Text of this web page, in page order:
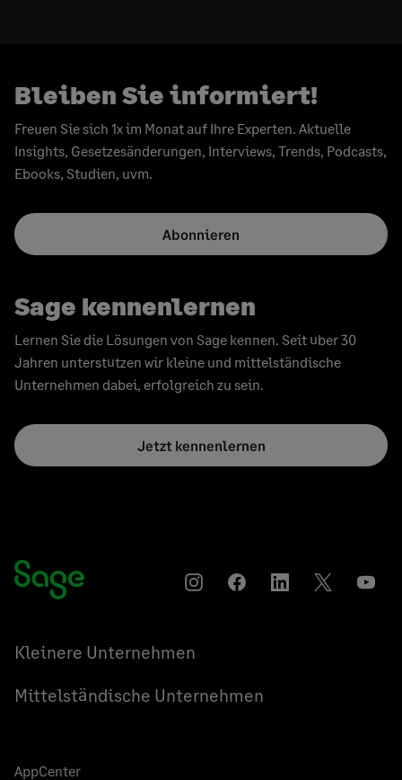
Bleiben Sie informiert!
Freuen Sie sich 1x im Monat auf Ihre Experten. Aktuelle
Insights, Gesetzesänderungen, Interviews, Trends, Podcasts,
Ebooks, Studien, uvm.
Abonnieren
Sage kennenlernen
Lernen Sie die Lösungen von Sage kennen. Seit über 30
Jahren unterstützen wir kleine und mittelständische
Unternehmen dabei, erfolgreich zu sein.
Jetzt kennenlernen
Instagram
Auf
Auf
Auf
Kleinere Unternehmen
Mittelständische Unternehmen
AppCenter